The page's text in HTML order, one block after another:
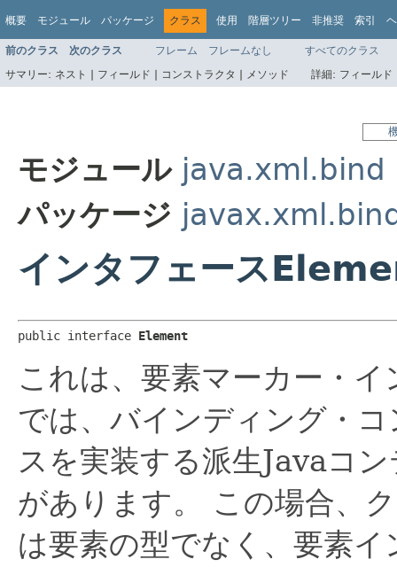
概要 モジュール パッケージ クラス 使用 階層ツリー 非推奨 索引
前のクラス 次のクラス フレーム フレームなし
すべてのクラス
サマリー: ネスト | フィールド | コンストラクタ | メソッド 詳細: フィール
モジュール java.xml.bind
パッケージ
インタフェース
public interface Element
これは、要素マーカー・
では、バインディング・
スを実装する派生Javaコ
があります。
この場合、
は要素の型でなく、要素